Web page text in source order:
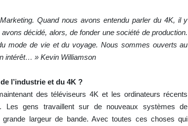
Quand nous avons entendu parler du 4K, il y
décidé, alors, de fonder une société de production.
mode de vie et du voyage. Nous sommes ouverts au
intérêt… » Kevin Williamson
l’industrie et du 4K ?
des téléviseurs 4K et les ordinateurs récents
Les gens travaillent sur de nouveaux systèmes de
largeur de bande. Avec toutes ces choses qui